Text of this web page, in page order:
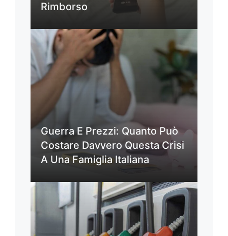
Rimborso
Guerra E Prezzi: Quanto Può
Costare Davvero Questa Crisi
A Una Famiglia Italiana